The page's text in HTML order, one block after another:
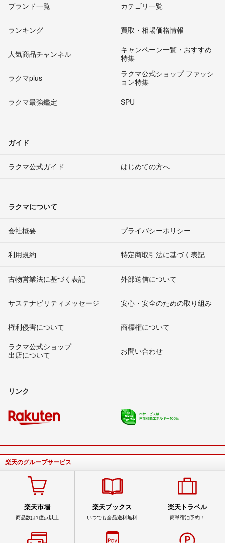
ブランド一覧 カテゴリ一覧
ランキング 買取・相場価格情報
人気商品チャンネル
キャンペーン一覧・おすすめ
特集
ラクマplus
ラクマ公式ショップ ファッシ
ョン特集
ラクマ最強鑑定
SPU
ガイド
ラクマ公式ガイド はじめての方へ
ラクマについて
会社概要 プライバシーポリシー
利用規約 特定商取引法に基づく表記
古物営業法に基づく表記 外部送信について
サステナビリティメッセージ 安心・安全のための取り組み
権利侵害について
商標権について
ラクマ公式ショップ
出店について
お問い合わせ
リンク
楽天のグループサービス
楽天市場
商品数は1億点以上
楽天ブックス
いつでも全品送料無料
楽天トラベル
簡単宿泊予約！